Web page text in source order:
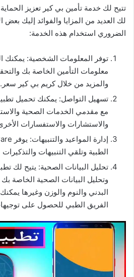
تتيح لك خدمة تأمين بي كير تعزيز
لك العديد من المزايا والفوائد إليك
الضروري استخدام هذه الخدمة:
توفر المعلومات الشخصية:
معلومات التأمين الخاصة بك
والمزيد من خلال كريم بي كير سعر.
تسهيل التواصل: يمكنك تحميل
مع مقدمي الخدمات الصحية
والاستشارات والاستفسارات
الطبية وتلقي التنبيهات والتذكيرات
تحليل البيانات الصحية: يتيح لك
وتحليل البيانات الصحية الخاصة
البدني والنوم والوزن وغيرها
الفريق الطبي للحصول على